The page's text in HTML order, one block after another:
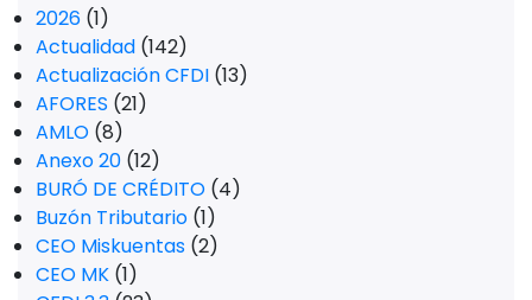
2026 (1)
Actualidad (142)
Actualización CFDI (13)
AFORES (21)
AMLO (8)
Anexo 20 (12)
BURÓ DE CRÉDITO (4)
Buzón Tributario (1)
CEO Miskuentas (2)
CEO MK (1)